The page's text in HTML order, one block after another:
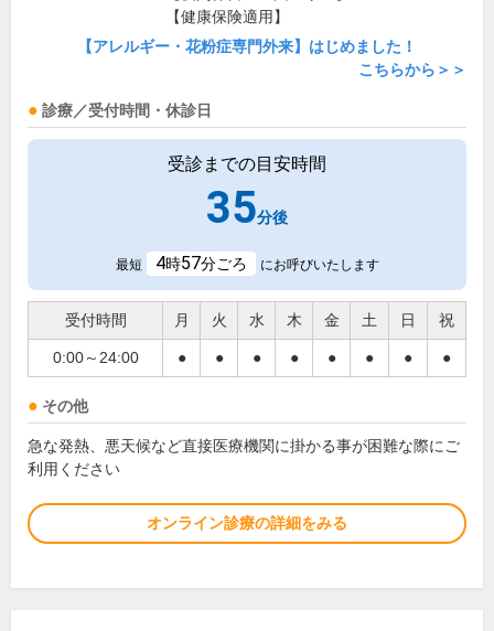
【健康保険適用】
【アレルギー・花粉症専門外来】はじめました！
こちらから＞＞
診療／受付時間・休診日
受診までの目安時間
35分後
最短 4時57分ごろ にお呼びいたします
受付時間 月 火 水 木 金 土 日 祝
0:00～24:00 ● ● ● ● ● ● ● ●
その他
急な発熱、悪天候など直接医療機関に掛かる事が困難な際にご
利用ください
オンライン診療の詳細をみる